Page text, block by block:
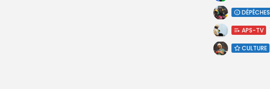
DÉPÊCHES
APS-TV
CULTURE